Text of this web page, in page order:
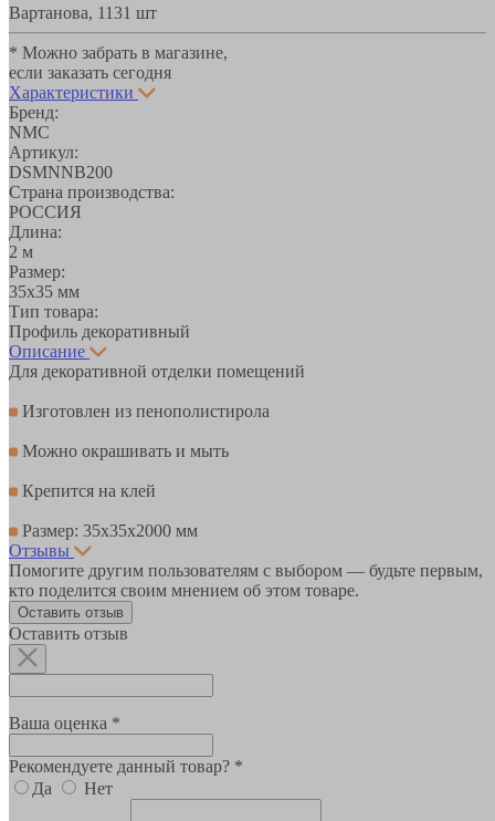
Вартанова, 1131 шт
* Можно забрать в магазине,
если заказать сегодня
Характеристики
Бренд:
NMC
Артикул:
DSMNNB200
Страна производства:
РОССИЯ
Длина:
2 м
Размер:
35х35 мм
Тип товара:
Профиль декоративный
Описание
Для декоративной отделки помещений
Изготовлен из пенополистирола
Можно окрашивать и мыть
Крепится на клей
Размер: 35х35х2000 мм
Отзывы
Помогите другим пользователям с выбором — будьте первым,
кто поделится своим мнением об этом товаре.
Оставить отзыв
Оставить отзыв
Ваша оценка *
Рекомендуете данный товар? *
Да
Нет